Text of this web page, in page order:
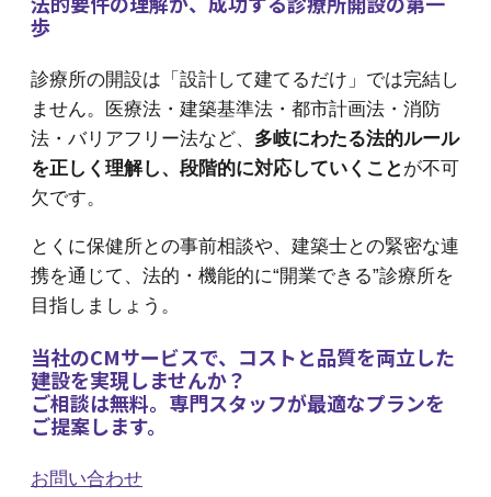
歩
診療所の開設は「設計して建てるだけ」では完結し
ません。医療法・建築基準法・都市計画法・消防
法・バリアフリー法など、 多岐にわたる法的ルール
を正しく理解し、段階的に対応していくこと が不可
欠です。
とくに保健所との事前相談や、建築士との緊密な連
携を通じて、法的・機能的に“開業できる”診療所を
目指しましょう。
当社のCMサービスで、コストと品質を両立した
建設を実現しませんか？
ご相談は無料。専門スタッフが最適なプランを
ご提案します。
お問い合わせ